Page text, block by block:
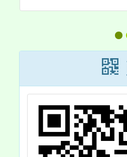
原住民族相
習內容諮詢
講座」